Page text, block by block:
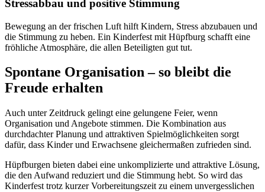
Stressabbau und positive Stimmung
Bewegung an der frischen Luft hilft Kindern, Stress abzubauen und
die Stimmung zu heben. Ein Kinderfest mit Hüpfburg schafft eine
fröhliche Atmosphäre, die allen Beteiligten gut tut.
Spontane Organisation – so bleibt die
Freude erhalten
Auch unter Zeitdruck gelingt eine gelungene Feier, wenn
Organisation und Angebote stimmen. Die Kombination aus
durchdachter Planung und attraktiven Spielmöglichkeiten sorgt
dafür, dass Kinder und Erwachsene gleichermaßen zufrieden sind.
Hüpfburgen bieten dabei eine unkomplizierte und attraktive Lösung,
die den Aufwand reduziert und die Stimmung hebt. So wird das
Kinderfest trotz kurzer Vorbereitungszeit zu einem unvergesslichen